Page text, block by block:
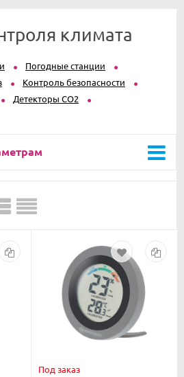
климата
Погодные станции
Контроль безопасности
Детекторы CO2
Под заказ